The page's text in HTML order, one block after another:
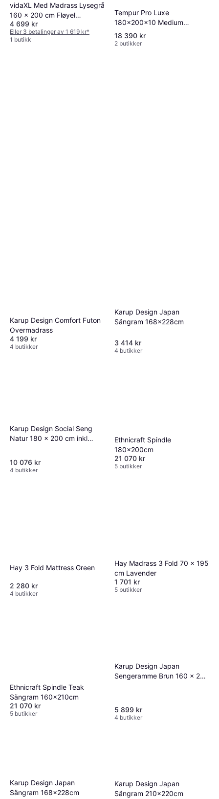
vidaXL Med Madrass Lysegrå
160 x 200 cm Fløyel
Kontinentalseng
4 699 kr
Eller 3 betalinger av 1 619 kr*
1 butikk
Tempur Pro Luxe
180x200x10 Medium
Overmadrass
18 390 kr
2 butikker
Karup Design Comfort Futon
Overmadrass
4 199 kr
4 butikker
Karup Design Japan
Sängram 168x228cm
3 414 kr
4 butikker
Karup Design Social Seng
Natur 180 x 200 cm inkl
10 076 kr
4 butikker
Ethnicraft Spindle
180x200cm
21 070 kr
5 butikker
Hay 3 Fold Mattress Green
2 280 kr
4 butikker
Hay Madrass 3 Fold 70 x 195
cm Lavender
1 701 kr
5 butikker
Ethnicraft Spindle Teak
Sängram 160x210cm
21 070 kr
5 butikker
Karup Design Japan
Sengeramme Brun 160 x 200
5 899 kr
4 butikker
Karup Design Japan
Sängram 168x228cm
Karup Design Japan
Sängram 210x220cm